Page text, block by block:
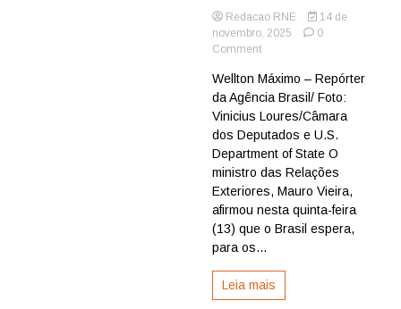
Redacao RNE
14 de
novembro, 2025
0
Commenton
aguarda
resposta
dos
EUA
proposta
de
acordo,
diz
ministro
Wellton Máximo – Repórter
da Agência Brasil/ Foto:
Vinicius Loures/Câmara
dos Deputados e U.S.
Department of State O
ministro das Relações
Exteriores, Mauro Vieira,
afirmou nesta quinta-feira
(13) que o Brasil espera,
para os...
Leia mais